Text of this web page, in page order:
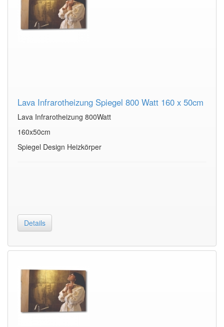
Lava Infrarotheizung Spiegel 800 Watt 160 x 50cm
Lava Infrarotheizung 800Watt
160x50cm
Spiegel Design Heizkörper
Details